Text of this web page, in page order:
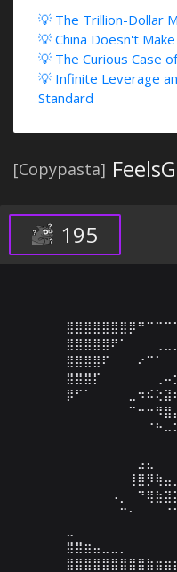
💡 The Trillion-Dollar
💡 China Doesn't
💡 The Curious Case
💡 Infinite Leverage
Standard
[Copypasta]
195